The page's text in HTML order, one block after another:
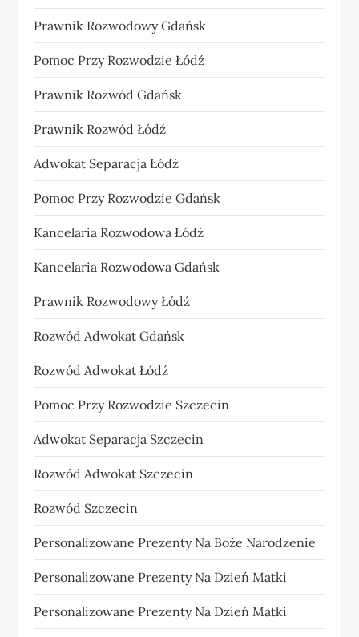
Prawnik Rozwodowy Gdańsk
Pomoc Przy Rozwodzie Łódź
Prawnik Rozwód Gdańsk
Prawnik Rozwód Łódź
Adwokat Separacja Łódź
Pomoc Przy Rozwodzie Gdańsk
Kancelaria Rozwodowa Łódź
Kancelaria Rozwodowa Gdańsk
Prawnik Rozwodowy Łódź
Rozwód Adwokat Gdańsk
Rozwód Adwokat Łódź
Pomoc Przy Rozwodzie Szczecin
Adwokat Separacja Szczecin
Rozwód Adwokat Szczecin
Rozwód Szczecin
Personalizowane Prezenty Na Boże Narodzenie
Personalizowane Prezenty Na Dzień Matki
Personalizowane Prezenty Na Dzień Matki